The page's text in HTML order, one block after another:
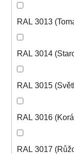
RAL 3013
RAL 3014
RAL 3015
RAL 3016
RAL 3017